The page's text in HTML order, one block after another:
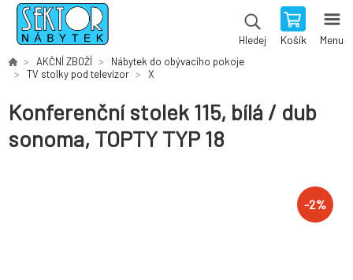
Hledej Košík Menu
AKČNÍ ZBOŽÍ
Nábytek do obývacího pokoje
TV stolky pod televizor
X
Konferenční stolek 115, bílá / dub
sonoma, TOPTY TYP 18
-2%